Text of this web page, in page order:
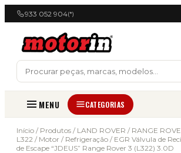
933 052 904(*)
MENU CATEGORIAS
Início / Produtos / LAND ROVER / RANGE
L322 / Motor / Refrigeração / EGR Válvula de
de Escape “JDEUS” Range Rover 3 (L322) 3.0D